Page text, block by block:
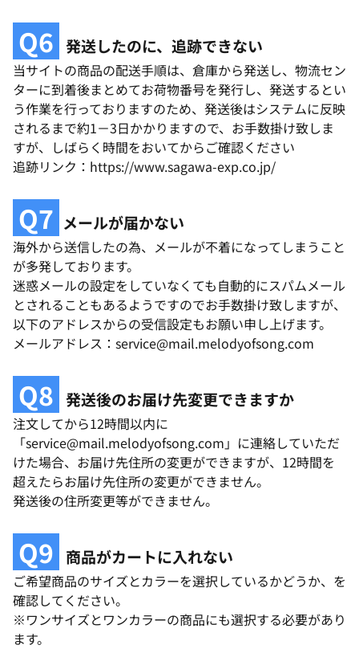
Q6 発送したのに、追跡できない
当サイトの商品の配送手順は、倉庫から発送し、物流セン
ターに到着後まとめてお荷物番号を発行し、発送するとい
う作業を行っておりますのため、発送後はシステムに反映
されるまで約1－3日かかりますので、お手数掛け致しま
すが、しばらく時間をおいてからご確認ください
追跡リンク：https://www.sagawa-exp.co.jp/
Q7 メールが届かない
海外から送信したの為、メールが不着になってしまうこと
が多発しております。
迷惑メールの設定をしていなくても自動的にスパムメール
とされることもあるようですのでお手数掛け致しますが、
以下のアドレスからの受信設定もお願い申し上げます。
メールアドレス：service@mail.melodyofsong.com
Q8 発送後のお届け先変更できますか
注文してから12時間以内に
「service@mail.melodyofsong.com」に連絡していただ
けた場合、お届け先住所の変更ができますが、12時間を
超えたらお届け先住所の変更ができません。
発送後の住所変更等ができません。
Q9 商品がカートに入れない
ご希望商品のサイズとカラーを選択しているかどうか、を
確認してください。
※ワンサイズとワンカラーの商品にも選択する必要があり
ます。